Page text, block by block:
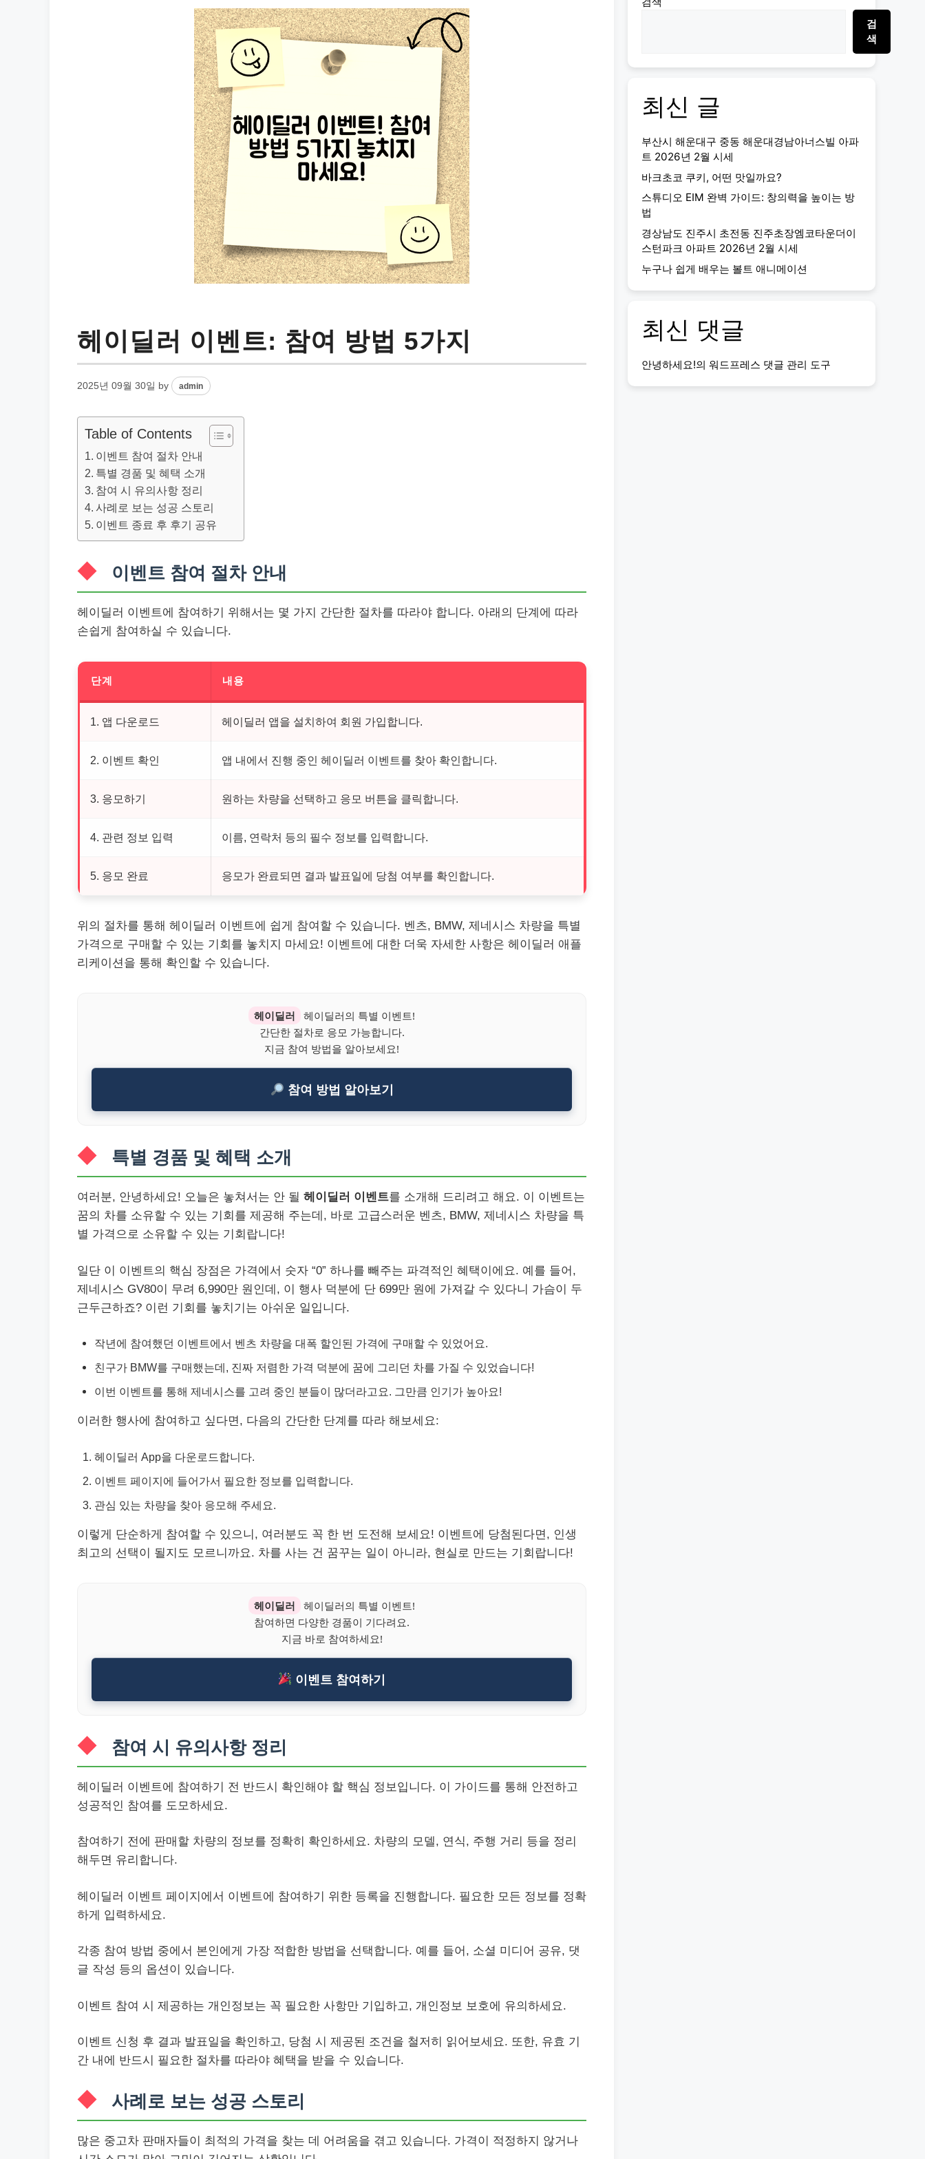
헤이딜러 이벤트: 참여 방법 5가지
2025년 09월 30일 by admin
Table of Contents
이벤트 참여 절차 안내
특별 경품 및 혜택 소개
참여 시 유의사항 정리
사례로 보는 성공 스토리
이벤트 종료 후 후기 공유
이벤트 참여 절차 안내
헤이딜러 이벤트에 참여하기 위해서는 몇 가지 간단한 절차를 따라야 합니다. 아래의 단계에 따라
손쉽게 참여하실 수 있습니다.
단계 내용
1. 앱 다운로드 헤이딜러 앱을 설치하여 회원 가입합니다.
2. 이벤트 확인 앱 내에서 진행 중인 헤이딜러 이벤트를 찾아 확인합니다.
3. 응모하기 원하는 차량을 선택하고 응모 버튼을 클릭합니다.
4. 관련 정보 입력 이름, 연락처 등의 필수 정보를 입력합니다.
5. 응모 완료 응모가 완료되면 결과 발표일에 당첨 여부를 확인합니다.
위의 절차를 통해 헤이딜러 이벤트에 쉽게 참여할 수 있습니다. 벤츠, BMW, 제네시스 차량을 특별
가격으로 구매할 수 있는 기회를 놓치지 마세요! 이벤트에 대한 더욱 자세한 사항은 헤이딜러 애플
리케이션을 통해 확인할 수 있습니다.
헤이딜러
헤이딜러의 특별 이벤트!
간단한 절차로 응모 가능합니다.
지금 참여 방법을 알아보세요!
참여 방법 알아보기
특별 경품 및 혜택 소개
여러분, 안녕하세요! 오늘은 놓쳐서는 안 될 헤이딜러 이벤트를 소개해 드리려고 해요. 이 이벤트는
꿈의 차를 소유할 수 있는 기회를 제공해 주는데, 바로 고급스러운 벤츠, BMW, 제네시스 차량을 특
별 가격으로 소유할 수 있는 기회랍니다!
일단 이 이벤트의 핵심 장점은 가격에서 숫자 “0” 하나를 빼주는 파격적인 혜택이에요. 예를 들어,
제네시스 GV80이 무려 6,990만 원인데, 이 행사 덕분에 단 699만 원에 가져갈 수 있다니 가슴이 두
근두근하죠? 이런 기회를 놓치기는 아쉬운 일입니다.
작년에 참여했던 이벤트에서 벤츠 차량을 대폭 할인된 가격에 구매할 수 있었어요.
친구가 BMW를 구매했는데, 진짜 저렴한 가격 덕분에 꿈에 그리던 차를 가질 수 있었습니다!
이번 이벤트를 통해 제네시스를 고려 중인 분들이 많더라고요. 그만큼 인기가 높아요!
이러한 행사에 참여하고 싶다면, 다음의 간단한 단계를 따라 해보세요:
헤이딜러 App을 다운로드합니다.
이벤트 페이지에 들어가서 필요한 정보를 입력합니다.
관심 있는 차량을 찾아 응모해 주세요.
이렇게 단순하게 참여할 수 있으니, 여러분도 꼭 한 번 도전해 보세요! 이벤트에 당첨된다면, 인생
최고의 선택이 될지도 모르니까요. 차를 사는 건 꿈꾸는 일이 아니라, 현실로 만드는 기회랍니다!
헤이딜러
헤이딜러의 특별 이벤트!
참여하면 다양한 경품이 기다려요.
지금 바로 참여하세요!
이벤트 참여하기
참여 시 유의사항 정리
헤이딜러 이벤트에 참여하기 전 반드시 확인해야 할 핵심 정보입니다. 이 가이드를 통해 안전하고
성공적인 참여를 도모하세요.
참여하기 전에 판매할 차량의 정보를 정확히 확인하세요. 차량의 모델, 연식, 주행 거리 등을 정리
해두면 유리합니다.
헤이딜러 이벤트 페이지에서 이벤트에 참여하기 위한 등록을 진행합니다. 필요한 모든 정보를 정확
하게 입력하세요.
각종 참여 방법 중에서 본인에게 가장 적합한 방법을 선택합니다. 예를 들어, 소셜 미디어 공유, 댓
글 작성 등의 옵션이 있습니다.
이벤트 참여 시 제공하는 개인정보는 꼭 필요한 사항만 기입하고, 개인정보 보호에 유의하세요.
이벤트 신청 후 결과 발표일을 확인하고, 당첨 시 제공된 조건을 철저히 읽어보세요. 또한, 유효 기
간 내에 반드시 필요한 절차를 따라야 혜택을 받을 수 있습니다.
사례로 보는 성공 스토리
많은 중고차 판매자들이 최적의 가격을 찾는 데 어려움을 겪고 있습니다. 가격이 적정하지 않거나
검
색
최신 글
부산시 해운대구 중동 해운대경남아너스빌 아파
트 2026년 2월 시세
바크초코 쿠키, 어떤 맛일까요?
스튜디오 EIM 완벽 가이드: 창의력을 높이는 방
법
경상남도 진주시 초전동 진주초장엠코타운더이
스턴파크 아파트 2026년 2월 시세
누구나 쉽게 배우는 볼트 애니메이션
최신 댓글
안녕하세요!의 워드프레스 댓글 관리 도구